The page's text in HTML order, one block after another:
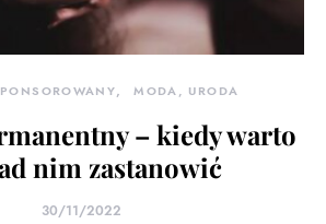
MODA, URODA
– kiedy warto
nim zastanowić
30/11/2022